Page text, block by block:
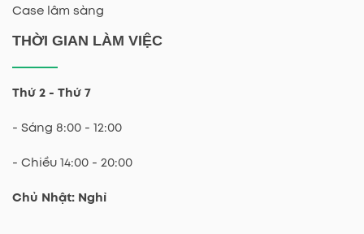
Case lâm sàng
THỜI GIAN LÀM VIỆC
Thứ 2 - Thứ 7
- Sáng 8:00 - 12:00
- Chiều 14:00 - 20:00
Chủ Nhật: Nghỉ